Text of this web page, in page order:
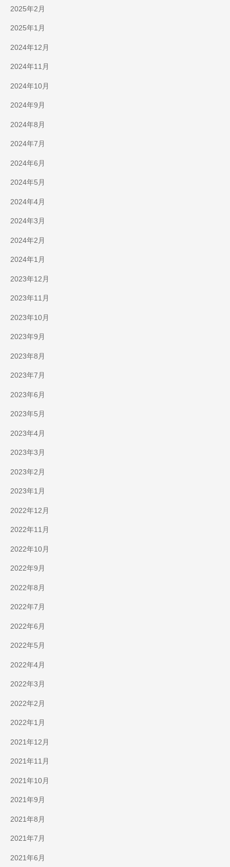
2025年2月
2025年1月
2024年12月
2024年11月
2024年10月
2024年9月
2024年8月
2024年7月
2024年6月
2024年5月
2024年4月
2024年3月
2024年2月
2024年1月
2023年12月
2023年11月
2023年10月
2023年9月
2023年8月
2023年7月
2023年6月
2023年5月
2023年4月
2023年3月
2023年2月
2023年1月
2022年12月
2022年11月
2022年10月
2022年9月
2022年8月
2022年7月
2022年6月
2022年5月
2022年4月
2022年3月
2022年2月
2022年1月
2021年12月
2021年11月
2021年10月
2021年9月
2021年8月
2021年7月
2021年6月